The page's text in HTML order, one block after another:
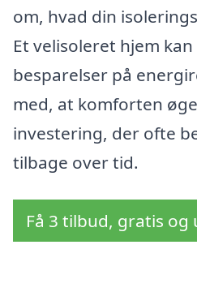
om, hvad din
Et velisoleret hjem
besparelser på
med, at komforten
investering, der ofte
tilbage over tid.
Få 3 tilbud, gratis